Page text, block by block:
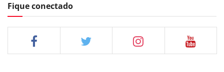
Fique conectado